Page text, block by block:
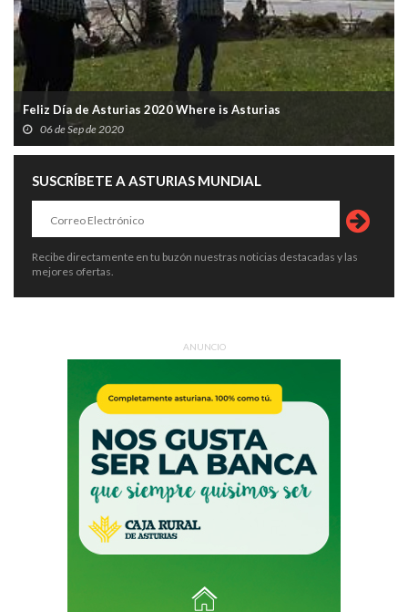
Feliz Día de Asturias 2020 Where is Asturias
06 de Sep de 2020
SUSCRÍBETE A ASTURIAS MUNDIAL
Recibe directamente en tu buzón nuestras noticias destacadas y las
mejores ofertas.
ANUNCIO